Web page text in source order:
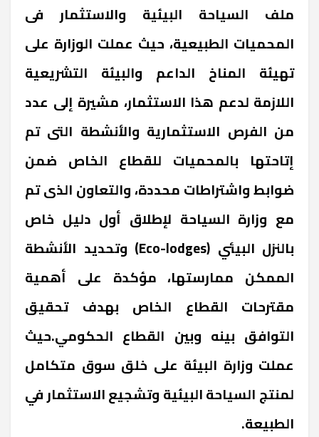
ملف السياحة البيئية والاستثمار فى
المحميات الطبيعية، حيث عملت الوزارة على
تهيئة المناخ الداعم والبيئة التشريعية
اللازمة لدعم هذا الاستثمار، مشيرة إلى عدد
من الفرص الاستثمارية والأنشطة التى تم
إتاحتها بالمحميات للقطاع الخاص ضمن
ضوابط واشتراطات محددة، والتعاون الذى تم
مع وزارة السياحة لإطلاق أول دليل خاص
بالنزل البيئي (Eco-lodges) وتحديد الأنشطة
الممكن ممارستها، مؤكدة على أهمية
مقترحات القطاع الخاص بهدف تحقيق
التوافق بينه وبين القطاع الحكومي.حيث
عملت وزارة البيئة على خلق سوق متكامل
لمنتج السياحة البيئية وتشجيع الاستثمار في
الطبيعة.